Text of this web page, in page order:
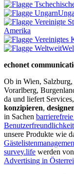
Amerika
echonet
Ob in Wien,
Vorarlberg,
da und liefert
konzipieren,
in Sachen
Benutzerfreundlichkeit
unsere Produkte wie
survey.life werden
Advertising in